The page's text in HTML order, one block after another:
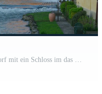
ein Fluss Laufen durch ein Stadt, Dorf mit ein Schloss im das Hintergrund Kostenloses Video